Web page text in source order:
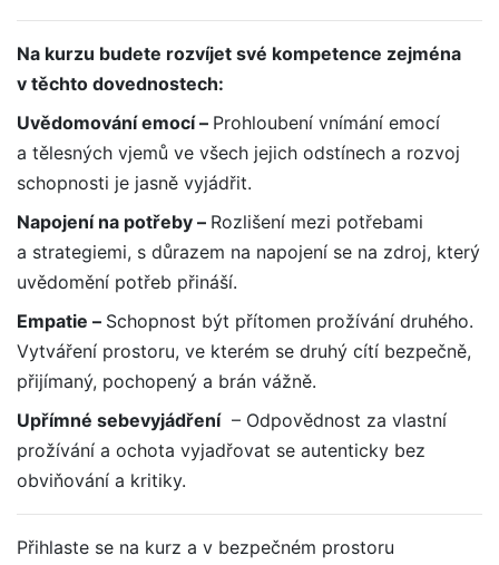
Na kurzu budete rozvíjet své kompetence zejména
v těchto dovednostech:
Uvědomování emocí – Prohloubení vnímání emocí
a tělesných vjemů ve všech jejich odstínech a rozvoj
schopnosti je jasně vyjádřit.
Napojení na potřeby – Rozlišení mezi potřebami
a strategiemi, s důrazem na napojení se na zdroj, který
uvědomění potřeb přináší.
Empatie – Schopnost být přítomen prožívání druhého.
Vytváření prostoru, ve kterém se druhý cítí bezpečně,
přijímaný, pochopený a brán vážně.
Upřímné sebevyjádření– Odpovědnost za vlastní
prožívání a ochota vyjadřovat se autenticky bez
obviňování a kritiky.
Přihlaste se na kurz a v bezpečném prostoru